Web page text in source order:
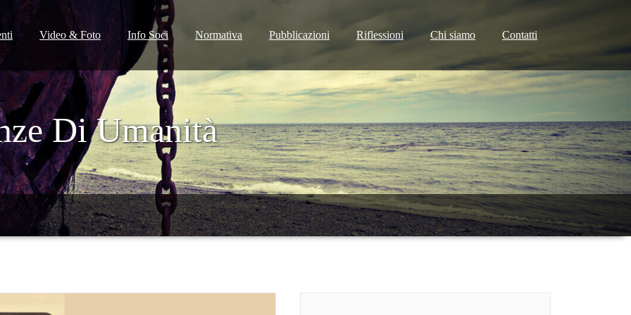
Video & Foto Info Soci Normativa Pubblicazioni Riflessioni Chi siamo Contatti
Di Umanità